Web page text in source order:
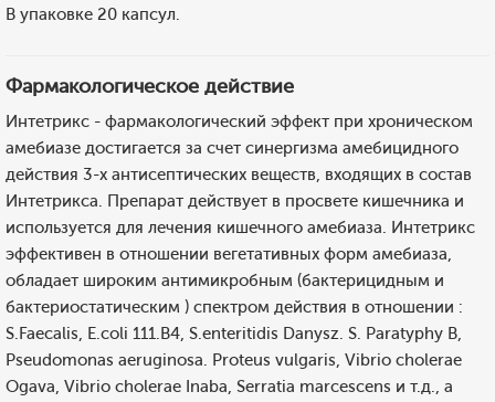
В упаковке 20 капсул.
Фармакологическое действие
Интетрикс - фармакологический эффект при хроническом
амебиазе достигается за счет синергизма амебицидного
действия 3-х антисептических веществ, входящих в состав
Интетрикса. Препарат действует в просвете кишечника и
используется для лечения кишечного амебиаза. Интетрикс
эффективен в отношении вегетативных форм амебиаза,
обладает широким антимикробным (бактерицидным и
бактериостатическим ) спектром действия в отношении :
S.Faecalis, E.coli 111.B4, S.enteritidis Danysz. S. Paratyphy B,
Pseudomonas aeruginosa. Proteus vulgaris, Vibrio cholerae
Ogava, Vibrio cholerae Inaba, Serratia marcescens и т.д., а